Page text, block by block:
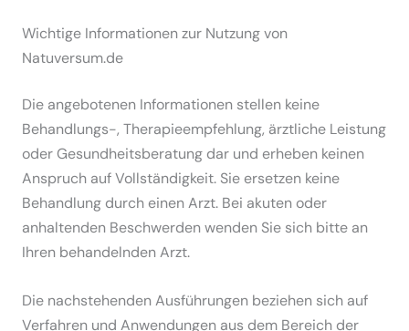
Wichtige Informationen zur Nutzung von
Natuversum.de
Die angebotenen Informationen stellen keine
Behandlungs-, Therapieempfehlung, ärztliche Leistung
oder Gesundheitsberatung dar und erheben keinen
Anspruch auf Vollständigkeit. Sie ersetzen keine
Behandlung durch einen Arzt. Bei akuten oder
anhaltenden Beschwerden wenden Sie sich bitte an
Ihren behandelnden Arzt.
Die nachstehenden Ausführungen beziehen sich auf
Verfahren und Anwendungen aus dem Bereich der